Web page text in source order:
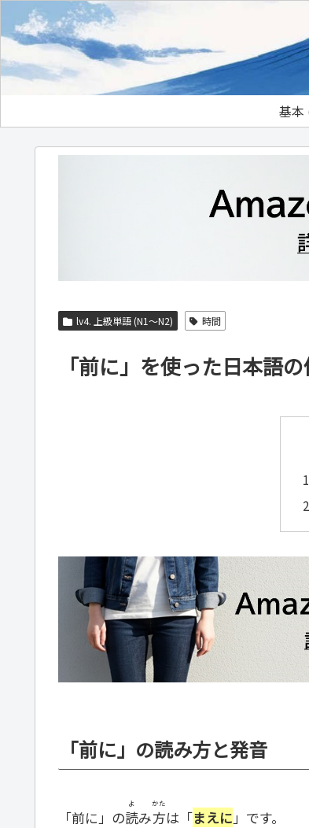
基本
lv4. 上級単語 (N1～N2) 時間
「前に」を使った日本語
「前に」の読み方と発音
「前に」の読
よ
み方
かた
は「まえに 」です。